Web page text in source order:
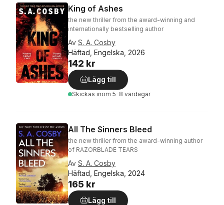
King of Ashes
the new thriller from the award-winning and
internationally bestselling author
Av S. A. Cosby
Häftad, Engelska, 2026
142 kr
Lägg till
Skickas inom 5-8 vardagar
All The Sinners Bleed
the new thriller from the award-winning author
of RAZORBLADE TEARS
Av S. A. Cosby
Häftad, Engelska, 2024
165 kr
Lägg till